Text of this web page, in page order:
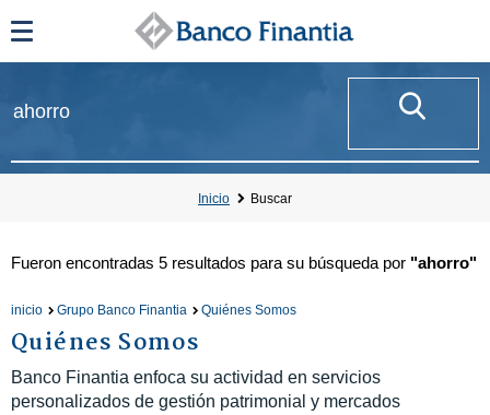
Inicio Buscar
Fueron encontradas 5 resultados para su búsqueda por "ahorro"
inicio Grupo Banco Finantia Quiénes Somos
Quiénes Somos
Banco Finantia enfoca su actividad en servicios
personalizados de gestión patrimonial y mercados